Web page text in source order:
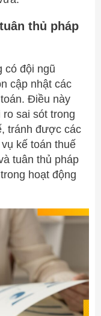
thủ pháp
có đội ngũ
cập nhật các
Điều này
sai sót trong
tránh được các
kế toán thuế
tuân thủ pháp
hoạt động